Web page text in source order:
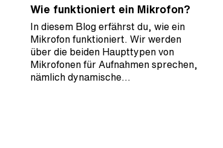
Wie funktioniert ein Mikrofon?
In diesem Blog erfährst du, wie ein
Mikrofon funktioniert. Wir werden
über die beiden Haupttypen von
Mikrofonen für Aufnahmen sprechen,
nämlich dynamische…